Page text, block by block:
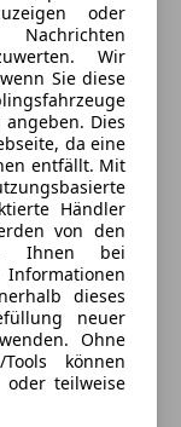
oder
Wir
Sie diese
Dies
da eine
entfällt. Mit
Händler
von den
Ihnen bei
Informationen
dieses
neuer
Ohne
können
oder teilweise